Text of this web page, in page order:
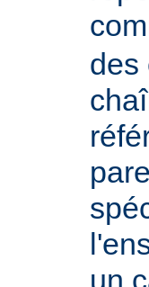
des
un